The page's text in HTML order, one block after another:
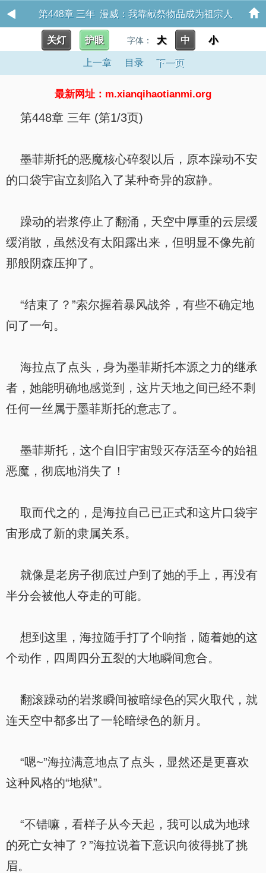
第448章 三年 漫威：我靠献祭物品成为祖宗人
关灯 护眼 字体： 大 中 小
上一章 目录 下一页
最新网址：m.xianqihaotianmi.org
第448章 三年 (第1/3页)
墨菲斯托的恶魔核心碎裂以后，原本躁动不安
的口袋宇宙立刻陷入了某种奇异的寂静。
躁动的岩浆停止了翻涌，天空中厚重的云层缓
缓消散，虽然没有太阳露出来，但明显不像先前
那般阴森压抑了。
“结束了？”索尔握着暴风战斧，有些不确定地
问了一句。
海拉点了点头，身为墨菲斯托本源之力的继承
者，她能明确地感觉到，这片天地之间已经不剩
任何一丝属于墨菲斯托的意志了。
墨菲斯托，这个自旧宇宙毁灭存活至今的始祖
恶魔，彻底地消失了！
取而代之的，是海拉自己已正式和这片口袋宇
宙形成了新的隶属关系。
就像是老房子彻底过户到了她的手上，再没有
半分会被他人夺走的可能。
想到这里，海拉随手打了个响指，随着她的这
个动作，四周四分五裂的大地瞬间愈合。
翻滚躁动的岩浆瞬间被暗绿色的冥火取代，就
连天空中都多出了一轮暗绿色的新月。
“嗯~”海拉满意地点了点头，显然还是更喜欢
这种风格的“地狱”。
“不错嘛，看样子从今天起，我可以成为地球
的死亡女神了？”海拉说着下意识向彼得挑了挑
眉。